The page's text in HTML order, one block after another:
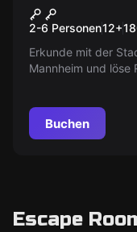
Neu
Stadtrallye
Pionier -
2-6 Personen12+
Erkunde mit der
Mannheim und löse
Buchen
Escape